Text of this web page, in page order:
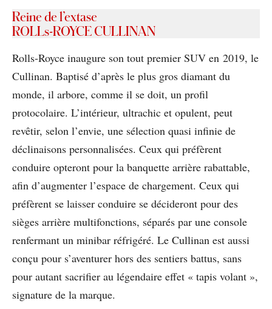
Reine de l’extase
ROLLs-ROYCE CULLINAN
Rolls-Royce inaugure son tout premier SUV en 2019, le
Cullinan. Baptisé d’après le plus gros diamant du
monde, il arbore, comme il se doit, un profil
protocolaire. L’intérieur, ultrachic et opulent, peut
revêtir, selon l’envie, une sélection quasi infinie de
déclinaisons personnalisées. Ceux qui préfèrent
conduire opteront pour la banquette arrière rabattable,
afin d’augmenter l’espace de chargement. Ceux qui
préfèrent se laisser conduire se décideront pour des
sièges arrière multifonctions, séparés par une console
renfermant un minibar réfrigéré. Le Cullinan est aussi
conçu pour s’aventurer hors des sentiers battus, sans
pour autant sacrifier au légendaire effet « tapis volant »,
signature de la marque.